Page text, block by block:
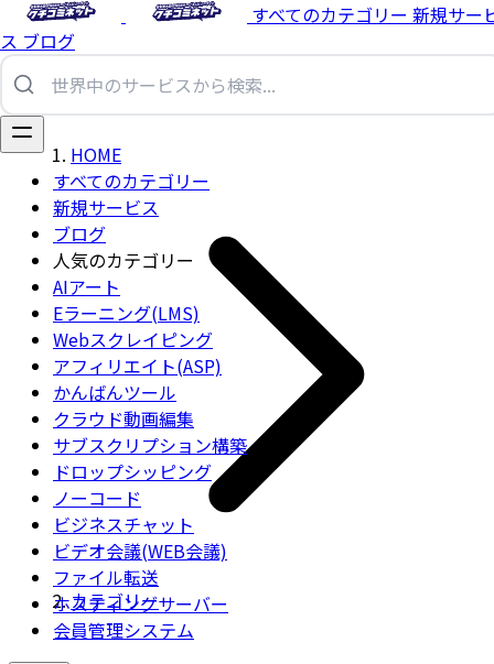
すべてのカテゴリー 新規サー
ス ブログ
すべてのカテゴリー
新規サービス
ブログ
人気のカテゴリー
AIアート
Eラーニング(LMS)
Webスクレイピング
アフィリエイト(ASP)
かんばんツール
クラウド動画編集
サブスクリプション構築
ドロップシッピング
ノーコード
ビジネスチャット
ビデオ会議(WEB会議)
ファイル転送
ホスティングサーバー
会員管理システム
HOME
カテゴリー